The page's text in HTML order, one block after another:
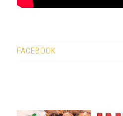
FACEBOOK